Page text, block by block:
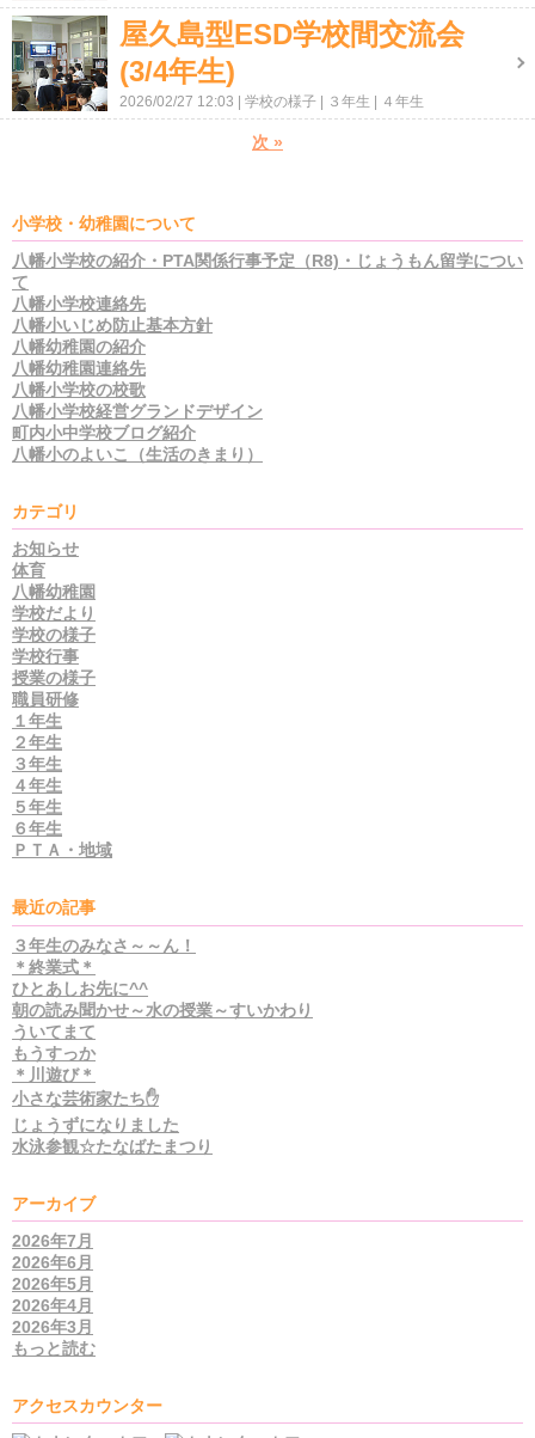
屋久島型ESD学校間交流会
(3/4年生)
2026/02/27 12:03 学校の様子 ３年生 ４年生
次 »
小学校・幼稚園について
八幡小学校の紹介・PTA関係行事予定（R8)・じょうもん留学につい
て
八幡小学校連絡先
八幡小いじめ防止基本方針
八幡幼稚園の紹介
八幡幼稚園連絡先
八幡小学校の校歌
八幡小学校経営グランドデザイン
町内小中学校ブログ紹介
八幡小のよいこ（生活のきまり）
カテゴリ
お知らせ
体育
八幡幼稚園
学校だより
学校の様子
学校行事
授業の様子
職員研修
１年生
２年生
３年生
４年生
５年生
６年生
ＰＴＡ・地域
最近の記事
３年生のみなさ～～ん！
＊終業式＊
ひとあしお先に^^
朝の読み聞かせ～水の授業～すいかわり
ういてまて
もうすっか
＊川遊び＊
小さな芸術家たち✋
じょうずになりました
水泳参観☆たなばたまつり
アーカイブ
2026年7月
2026年6月
2026年5月
2026年4月
2026年3月
もっと読む
アクセスカウンター